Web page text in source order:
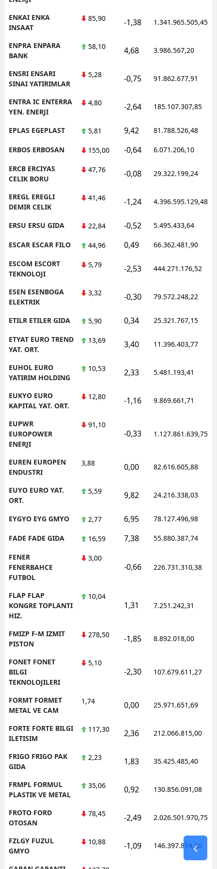
ENKAI ENKA
INSAAT
85,90 -1,38 1.341.965.505,45
ENPRA ENPARA
BANK
58,10 4,68 3.986.567,20
ENSRI ENSARI
SINAI YATIRIMLAR
5,28 -0,75 91.862.677,91
ENTRA IC ENTERRA
YEN. ENERJI
4,80 -2,64 185.107.307,85
EPLAS EGEPLAST 5,81 9,42 81.788.526,48
ERBOS ERBOSAN 155,00 -0,64 6.071.206,10
ERCB ERCIYAS
CELIK BORU
47,76 -0,08 29.322.199,24
EREGL EREGLI
DEMIR CELIK
41,46 -1,24 4.396.595.129,48
ERSU ERSU GIDA 22,84 -0,52 5.495.433,64
ESCAR ESCAR FILO 44,96 0,49 66.362.481,90
ESCOM ESCORT
TEKNOLOJI
5,79 -2,53 444.271.176,52
ESEN ESENBOGA
ELEKTRIK
3,32 -0,30 79.572.248,22
ETILR ETILER GIDA 5,90 0,34 25.321.767,15
ETYAT EURO TREND
YAT. ORT.
13,69 3,40 11.396.403,77
EUHOL EURO
YATIRIM HOLDING
10,53 2,33 5.481.193,41
EUKYO EURO
KAPITAL YAT. ORT.
12,80 -1,16 9.869.661,71
EUPWR
EUROPOWER
ENERJI
91,10
-0,33 1.127.861.639,75
EUREN EUROPEN
ENDUSTRI
3,88 0,00 82.616.605,88
EUYO EURO YAT.
ORT.
5,59 9,82 24.216.338,03
EYGYO EYG GMYO 2,77 6,95 78.127.496,98
FADE FADE GIDA 16,59 7,38 55.880.387,74
FENER
FENERBAHCE
FUTBOL
3,00
-0,66 226.731.310,38
FLAP FLAP
KONGRE TOPLANTI
HIZ.
10,04
1,31 7.251.242,31
FMIZP F-M IZMIT
PISTON
278,50 -1,85 8.892.018,00
FONET FONET
BILGI
TEKNOLOJILERI
5,10
-2,30 107.679.611,27
FORMT FORMET
METAL VE CAM
1,74 0,00 25.971.651,69
FORTE FORTE BILGI
ILETISIM
117,30 2,36 212.066.815,00
FRIGO FRIGO PAK
GIDA
2,23 1,83 35.425.485,40
FRMPL FORMUL
PLASTIK VE METAL
35,06 0,92 130.856.091,08
FROTO FORD
OTOSAN
78,45 -2,49 2.026.501.970,75
FZLGY FUZUL
GMYO
10,88 -1,09 146.397.814,30